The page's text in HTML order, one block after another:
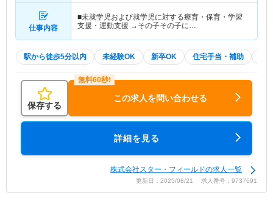
仕事内容
■未就学児および就学児に対する療育・保育・学習
支援・運動支援 →その子その子に…
駅から徒歩5分以内 未経験OK 新卒OK 住宅手当・補助
保存する
この求人を問い合わせる
詳細を見る
株式会社スター・フィールドの求人一覧
更新日：2025/08/21 求人番号：9737691